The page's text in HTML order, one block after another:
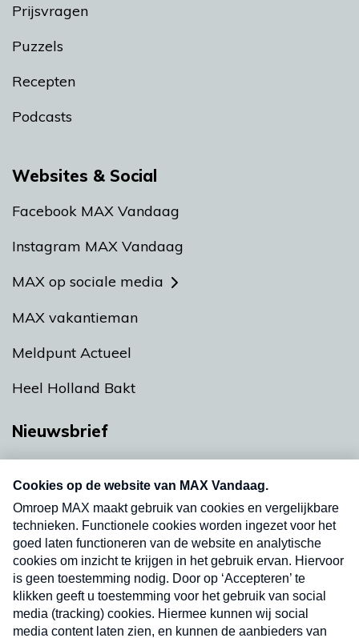
Prijsvragen
Puzzels
Recepten
Podcasts
Websites & Social
Facebook MAX Vandaag
Instagram MAX Vandaag
MAX op sociale media
MAX vakantieman
Meldpunt Actueel
Heel Holland Bakt
Nieuwsbrief
nieuwsbrief. Elke vrijdag- en dinsdagochtend in
uw mailbox.
Verzend